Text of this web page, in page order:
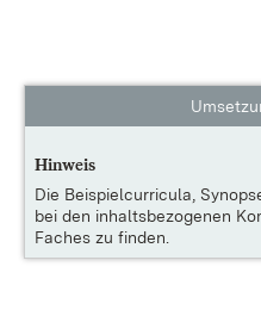
Hinweis
Die Beispielcurricula,
bei den inhaltsbezogenen
Faches zu finden.